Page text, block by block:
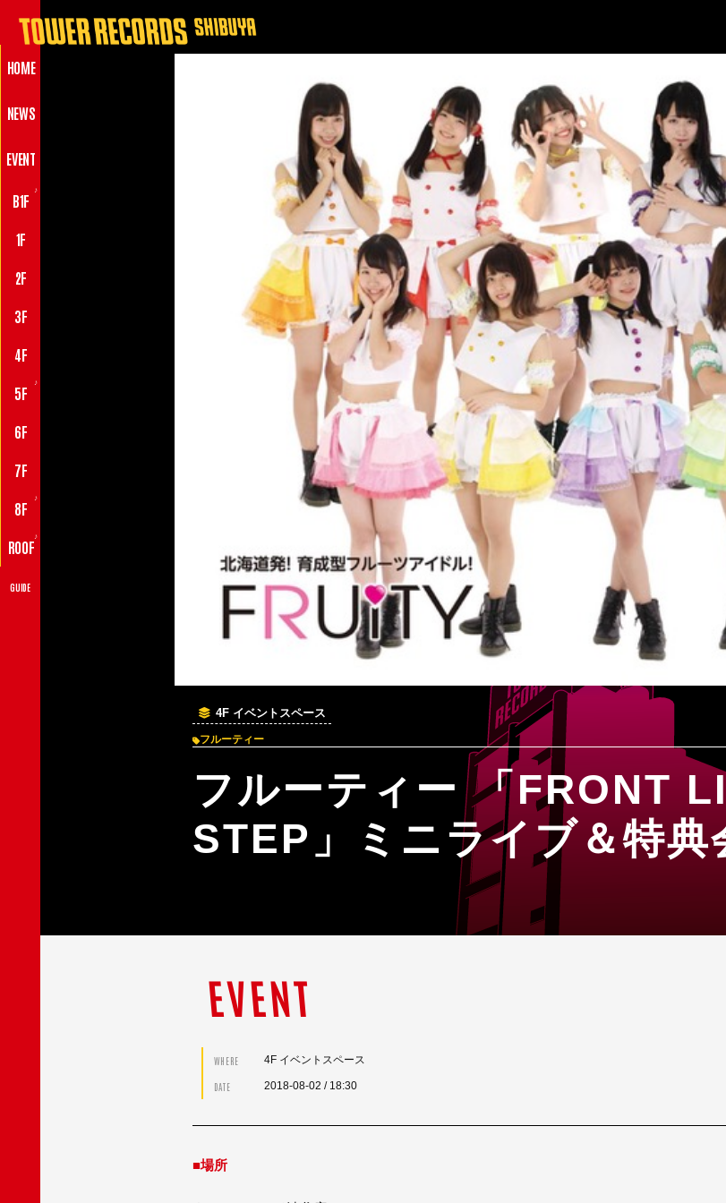
HOME
NEWS
EVENT
B1F
♪
1F
2F
3F
4F
5F
♪
6F
7F
8F
♪
ROOF
♪
GUIDE
4F イベントスペース
フルーティー
フルーティー 「FRONT
STEP」ミニライブ＆特典
EVENT
WHERE 4F イベントスペース
DATE 2018-08-02 / 18:30
■場所